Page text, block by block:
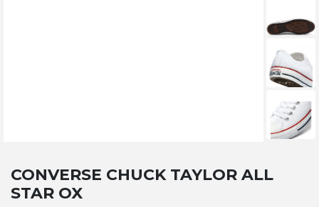
CONVERSE CHUCK TAYLOR ALL
STAR OX